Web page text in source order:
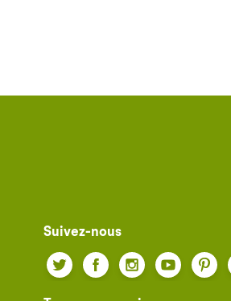
Suivez-nous
Facebook
Twitter YouTube
Instagram